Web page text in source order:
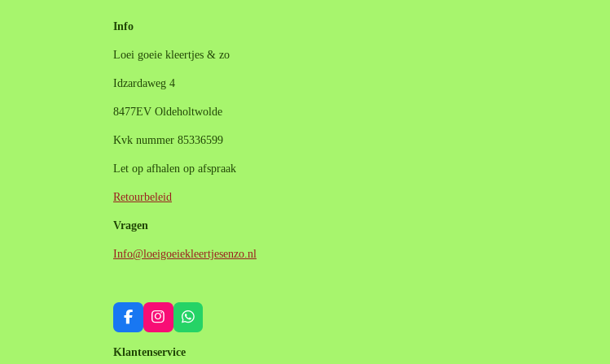
Info
Loei goeie kleertjes & zo
Idzardaweg 4
8477EV Oldeholtwolde
Kvk nummer 85336599
Let op afhalen op afspraak
Retourbeleid
Vragen
Info@loeigoeiekleertjesenzo.nl
F
a
c
I
n
s
W
h
Klantenservice